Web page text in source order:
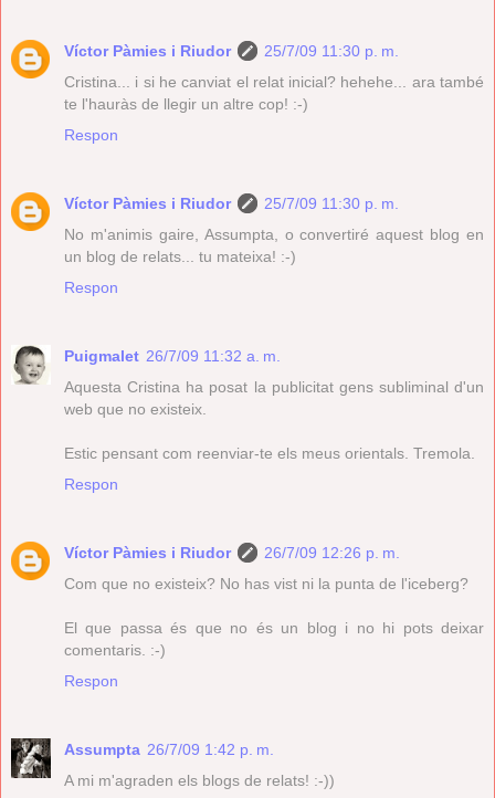
Víctor Pàmies i Riudor
25/7/09 11:30 p. m.
Cristina... i si he canviat el relat inicial? hehehe... ara també
te l'hauràs de llegir un altre cop! :-)
Respon
Víctor Pàmies i Riudor
25/7/09 11:30 p. m.
No m'animis gaire, Assumpta, o convertiré aquest blog en
un blog de relats... tu mateixa! :-)
Respon
Puigmalet 26/7/09 11:32 a. m.
Aquesta Cristina ha posat la publicitat gens subliminal d'un
web que no existeix.
Estic pensant com reenviar-te els meus orientals. Tremola.
Respon
Víctor Pàmies i Riudor
26/7/09 12:26 p. m.
Com que no existeix? No has vist ni la punta de l'iceberg?
El que passa és que no és un blog i no hi pots deixar
comentaris. :-)
Respon
Assumpta 26/7/09 1:42 p. m.
A mi m'agraden els blogs de relats! :-))